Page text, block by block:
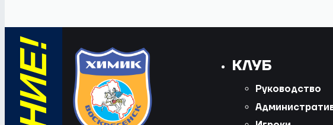
КЛУБ
Руководство